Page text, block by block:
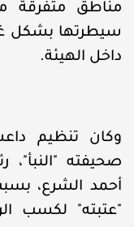
مناطق
سيطرتها بشكل
داخل الهيئة.
وكان تنظيم
صحيفته "النبأ"،
أحمد الشرع،
"عتبته" لكسب